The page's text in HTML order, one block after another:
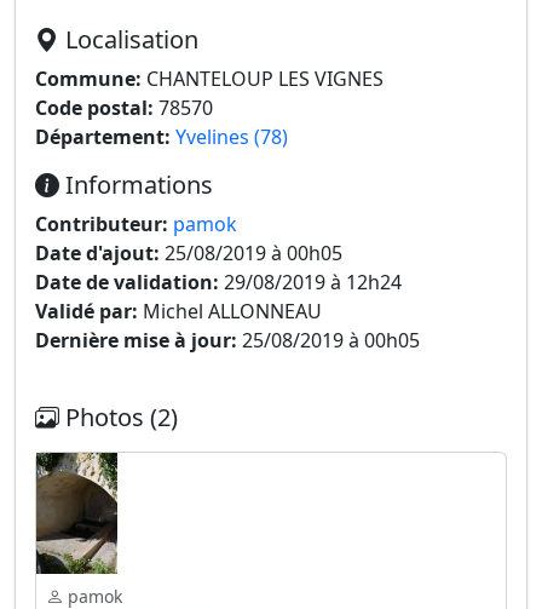
Localisation
Commune: CHANTELOUP LES VIGNES
Code postal: 78570
Département: Yvelines (78)
Informations
Contributeur: pamok
Date d'ajout: 25/08/2019 à 00h05
Date de validation: 29/08/2019 à 12h24
Validé par: Michel ALLONNEAU
Dernière mise à jour: 25/08/2019 à 00h05
Photos (2)
pamok